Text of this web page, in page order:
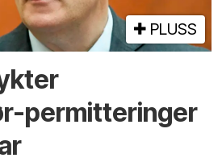
PLUSS
permitteringer